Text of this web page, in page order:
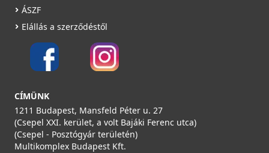
ÁSZF
Elállás a szerződéstől
CÍMÜNK
1211 Budapest, Mansfeld Péter u. 27
(Csepel XXI. kerület, a volt Bajáki Ferenc utca)
(Csepel - Posztógyár területén)
Multikomplex Budapest Kft.